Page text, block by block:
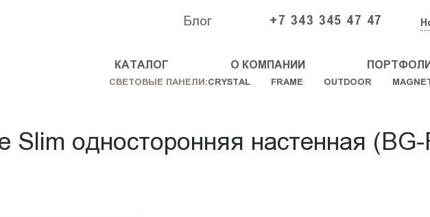
Блог +7 343 345 47 47
КАТАЛОГ О КОМПАНИИ
СВЕТОВЫЕ ПАНЕЛИ:CRYSTAL FRAME OUTDOOR
Slim односторонняя настенная